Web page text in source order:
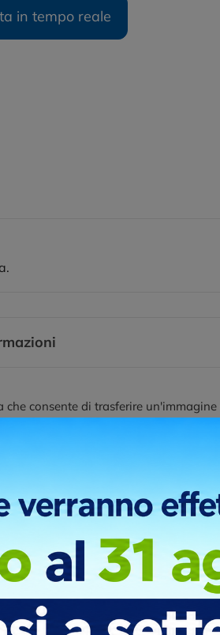
in tempo reale
consente di trasferire